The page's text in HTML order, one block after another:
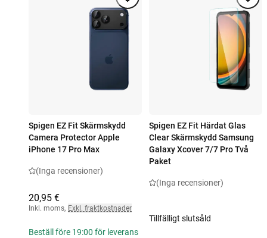
Spigen EZ Fit Skärmskydd
Camera Protector Apple
iPhone 17 Pro Max
(Inga recensioner)
20,95 €
Inkl. moms, Exkl. fraktkostnader
Beställ före 19:00 för leverans
Spigen EZ Fit Härdat Glas
Clear Skärmskydd Samsung
Galaxy Xcover 7/7 Pro Två
Paket
(Inga recensioner)
Tillfälligt slutsåld